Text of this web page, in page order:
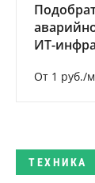
ИТ-
От 1 руб./
ТЕХНИКА